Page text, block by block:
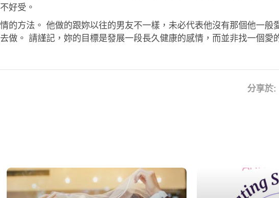
好受。
的方法。 他做的跟妳以往的男友不一樣，未必代表他沒有那個他一般
做。 請謹記，妳的目標是發展一段長久健康的感情，而並非找一個愛
分享於: